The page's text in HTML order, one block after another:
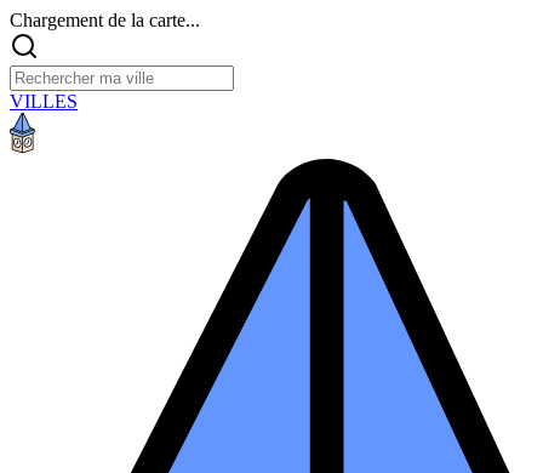
Chargement de la carte...
VILLES